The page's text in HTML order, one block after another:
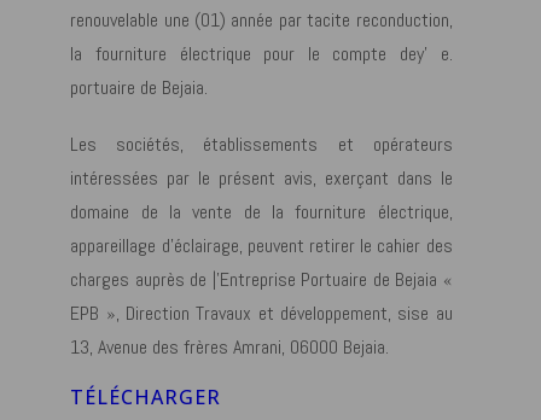
renouvelable une (01) année par tacite reconduction,
la fourniture électrique pour le compte dey’ e.
portuaire de Bejaia.
Les sociétés, établissements et opérateurs
intéressées par le présent avis, exerçant dans le
domaine de la vente de la fourniture électrique,
appareillage d’éclairage, peuvent retirer le cahier des
charges auprès de |’Entreprise Portuaire de Bejaia «
EPB », Direction Travaux et développement, sise au
13, Avenue des frères Amrani, 06000 Bejaia.
TÉLÉCHARGER